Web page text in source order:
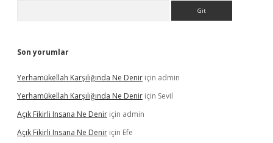
Son yorumlar
Yerhamükellah Karşılığında Ne Denir için admin
Yerhamükellah Karşılığında Ne Denir için Sevil
Açık Fikirli Insana Ne Denir için admin
Açık Fikirli Insana Ne Denir için Efe